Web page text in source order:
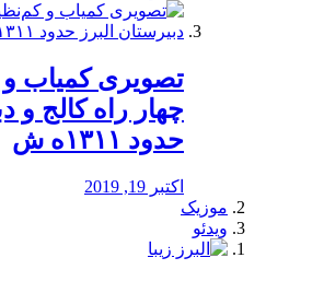
️تصویری کمیاب و
چهار راه كالج و
حدود ۱۳۱۱ه ش
اکتبر 19, 2019
موزیک
ویدئو